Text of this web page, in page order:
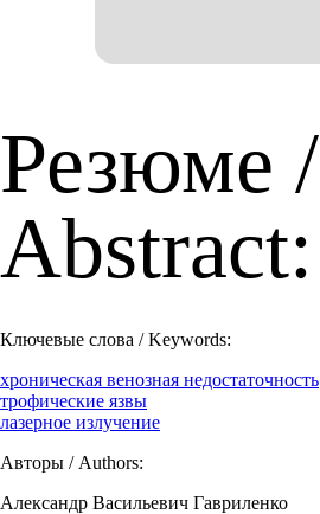
Резюме /
Abstract:
Ключевые слова / Keywords:
хроническая венозная недостаточность
трофические язвы
лазерное излучение
Авторы / Authors:
Александр Васильевич Гавриленко